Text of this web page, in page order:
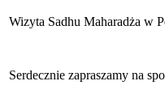
Wizyta Sadhu Maharadża w
Serdecznie zapraszamy na